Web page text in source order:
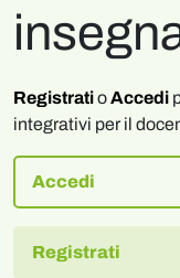
RegistratioAccedi
integrativi per il
Accedi
Registrati